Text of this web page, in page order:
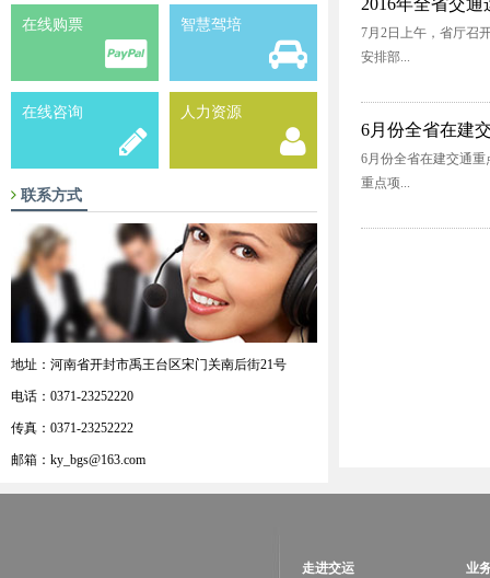
在线购票 智慧驾培
在线咨询 人力资源
联系方式
地址：河南省开封市禹王台区宋门关南后街21号
电话：0371-23252220
传真：0371-23252222
邮箱：ky_bgs@163.com
2016年全省交
7月2日上午，省厅召
安排部...
6月份全省在建
6月份全省在建交通
重点项...
走进交运
业